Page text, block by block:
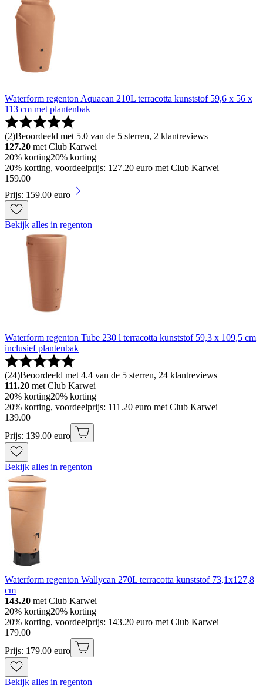
Waterform regenton Aquacan 210L terracotta kunststof 59,6 x 56 x
113 cm met plantenbak
(2)Beoordeeld met 5.0 van de 5 sterren, 2 klantreviews
127.20 met Club Karwei
20% korting20% korting
20% korting, voordeelprijs: 127.20 euro met Club Karwei
159.00
Prijs: 159.00 euro
Bekijk alles in regenton
Waterform regenton Tube 230 l terracotta kunststof 59,3 x 109,5 cm
inclusief plantenbak
(24)Beoordeeld met 4.4 van de 5 sterren, 24 klantreviews
111.20 met Club Karwei
20% korting20% korting
20% korting, voordeelprijs: 111.20 euro met Club Karwei
139.00
Prijs: 139.00 euro
Bekijk alles in regenton
Waterform regenton Wallycan 270L terracotta kunststof 73,1x127,8
cm
143.20 met Club Karwei
20% korting20% korting
20% korting, voordeelprijs: 143.20 euro met Club Karwei
179.00
Prijs: 179.00 euro
Bekijk alles in regenton